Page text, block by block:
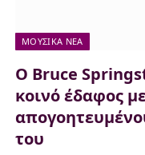
ΜΟΥΣΙΚΆ ΝΈΑ
Ο Bruce
κοινό έδαφος
του